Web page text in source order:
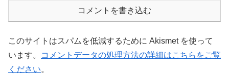
コメントを書き込む
このサイトはスパムを低減するために Akismet を使って
います。
コメントデータの処理方法の詳細はこちらをご覧
ください。